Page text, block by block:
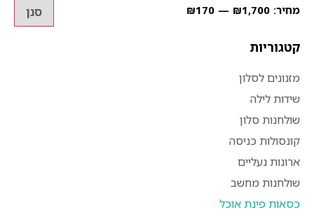
סנן ₪170 ₪1,700
קטגוריות
מזנונים לסלון
שידות לילה
שולחנות סלון
קונסולות כניסה
ארונות נעליים
שולחנות מחשב
כסאות פינת אוכל